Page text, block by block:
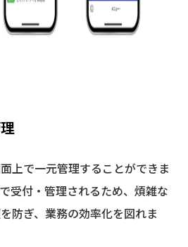
上で一元管理することができま
受付・管理されるため、煩雑な
防ぎ、業務の効率化を図れま